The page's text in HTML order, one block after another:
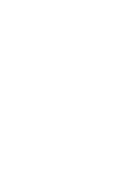
크레덴셜/환경변수/
값/표현식)예시 워
능)API/CLI 사용 패